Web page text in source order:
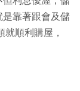
靠著跟會及儲
順利購屋，